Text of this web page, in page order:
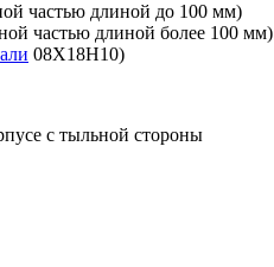
частью длиной до 100 мм)
частью длиной более 100 мм)
08Х18Н10)
с тыльной стороны